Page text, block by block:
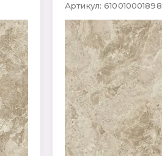
Артикул: 610010001898